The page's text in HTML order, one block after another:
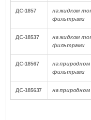
ДС-1857
на жидком
фильтрами
ДС-18537
на жидком
фильтрами
ДС-18567
на природном
фильтрами
ДС-185637 на природном